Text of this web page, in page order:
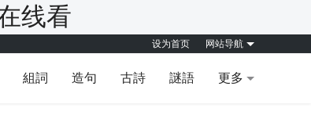
线看
设为首页 网站导航
組詞 造句 古詩 謎語 更多